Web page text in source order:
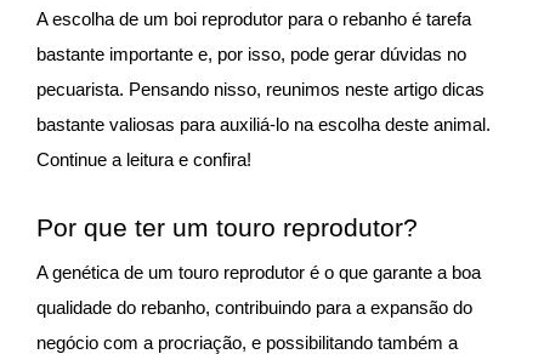
A escolha de um boi reprodutor para o rebanho é tarefa
bastante importante e, por isso, pode gerar dúvidas no
pecuarista. Pensando nisso, reunimos neste artigo dicas
bastante valiosas para auxiliá-lo na escolha deste animal.
Continue a leitura e confira!
Por que ter um touro reprodutor?
A genética de um touro reprodutor é o que garante a boa
qualidade do rebanho, contribuindo para a expansão do
negócio com a procriação, e possibilitando também a